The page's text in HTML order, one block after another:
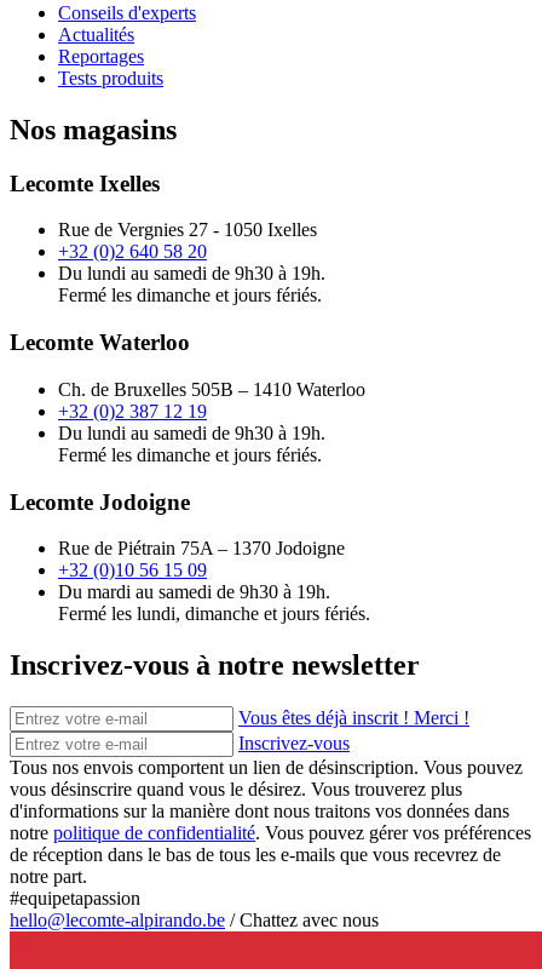
Conseils d'experts
Actualités
Reportages
Tests produits
Nos magasins
Lecomte Ixelles
Rue de Vergnies 27 - 1050 Ixelles
+32 (0)2 640 58 20
Du lundi au samedi de 9h30 à 19h.
Fermé les dimanche et jours fériés.
Lecomte Waterloo
Ch. de Bruxelles 505B – 1410 Waterloo
+32 (0)2 387 12 19
Du lundi au samedi de 9h30 à 19h.
Fermé les dimanche et jours fériés.
Lecomte Jodoigne
Rue de Piétrain 75A – 1370 Jodoigne
+32 (0)10 56 15 09
Du mardi au samedi de 9h30 à 19h.
Fermé les lundi, dimanche et jours fériés.
Inscrivez-vous à notre newsletter
Vous êtes déjà inscrit ! Merci !
Inscrivez-vous
Tous nos envois comportent un lien de désinscription. Vous pouvez
vous désinscrire quand vous le désirez. Vous trouverez plus
d'informations sur la manière dont nous traitons vos données dans
notre politique de confidentialité. Vous pouvez gérer vos préférences
de réception dans le bas de tous les e-mails que vous recevrez de
notre part.
#equipetapassion
hello@lecomte-alpirando.be /Chattez avec nous